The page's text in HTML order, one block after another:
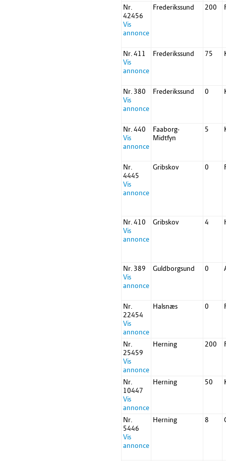
Nr.
42456
Vis
annonce
Frederikssund 200
Nr. 411
Vis
annonce
Frederikssund 75
Nr. 380
Vis
annonce
Frederikssund 0
Nr. 440
Vis
annonce
Faaborg-
Midtfyn
5
Nr.
4445
Vis
annonce
Gribskov 0
Nr. 410
Vis
annonce
Gribskov 4
Nr. 389
Vis
annonce
Guldborgsund 0
Nr.
22454
Vis
annonce
Halsnæs 0
Nr.
25459
Vis
annonce
Herning 200
Nr.
10447
Vis
annonce
Herning 50
Nr.
5446
Vis
annonce
Herning 8